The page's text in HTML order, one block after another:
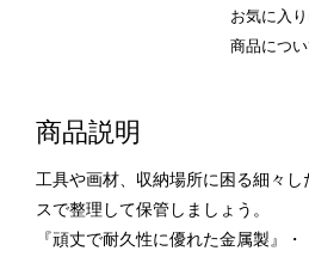
お気に入
商品につ
商品説明
工具や画材、収納場所に困る細々し
スで整理して保管しましょう。
『頑丈で耐久性に優れた金属製』